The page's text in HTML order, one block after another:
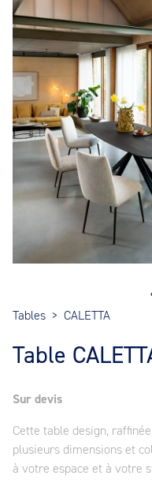
Tables > CALETTA
Table
Sur devis
Cette table design,
plusieurs dimensions et
à votre espace et à votre